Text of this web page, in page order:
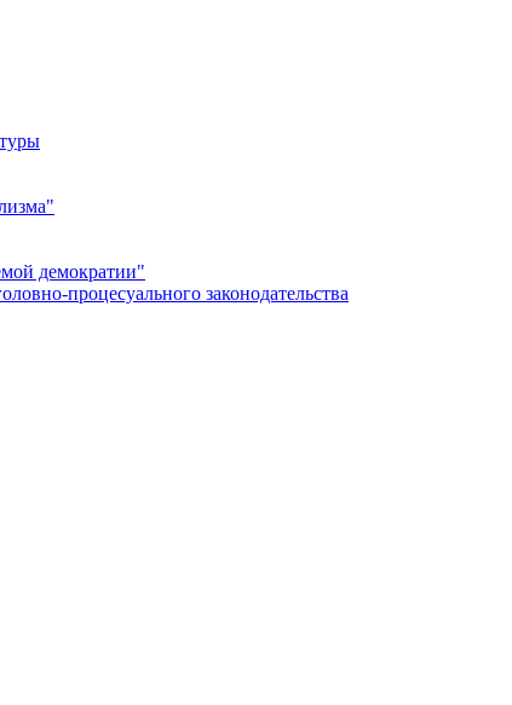
демократии"
процесуального законодательства